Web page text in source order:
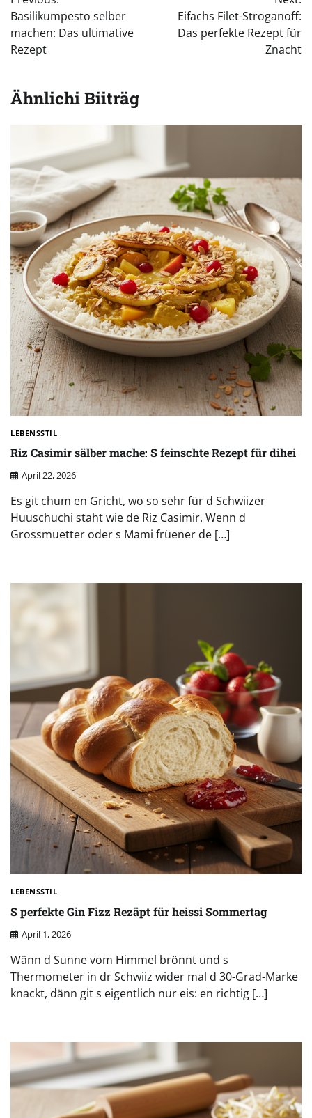
Basilikumpesto selber
machen: Das ultimative
Rezept
Eifachs Filet-Stroganoff:
Das perfekte Rezept für
Znacht
Ähnlichi Biiträg
LEBENSSTIL
Riz Casimir sälber mache: S feinschte Rezept für dihei
April 22, 2026
Es git chum en Gricht, wo so sehr für d Schwiizer
Huuschuchi staht wie de Riz Casimir. Wenn d
Grossmuetter oder s Mami früener de […]
LEBENSSTIL
S perfekte Gin Fizz Rezäpt für heissi Sommertag
April 1, 2026
Wänn d Sunne vom Himmel brönnt und s
Thermometer in dr Schwiiz wider mal d 30-Grad-Marke
knackt, dänn git s eigentlich nur eis: en richtig […]